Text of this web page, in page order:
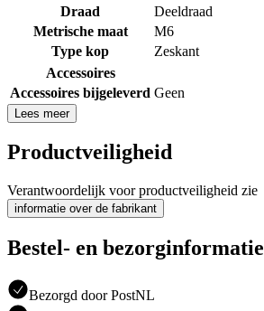
Draad
Deeldraad
Metrische maat
M6
Type kop
Zeskant
Accessoires
Accessoires bijgeleverd Geen
Lees meer
Productveiligheid
Verantwoordelijk voor productveiligheid zie
informatie over de fabrikant
Bestel- en bezorginformatie
Bezorgd door PostNL